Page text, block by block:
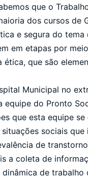
que o
dos cursos de
e segura do
em etapas por
que são
Municipal no
do Pronto
que esta equipe
sociais
de
a coleta de
de